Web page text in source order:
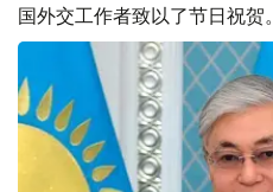
国外交工作者致以了节日祝贺。